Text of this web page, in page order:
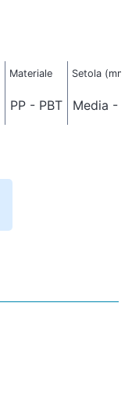
Materiale Setola (mm)
PP - PBT Media -